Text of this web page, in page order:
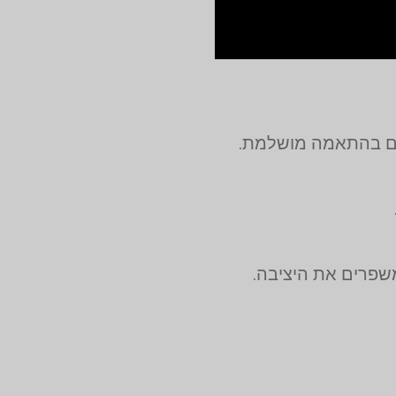
בהתאמה מושלמת.
את היציבה.